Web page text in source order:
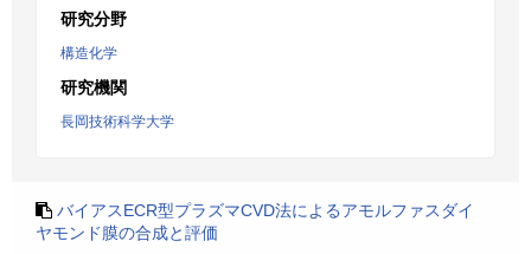
研究分野
構造化学
研究機関
長岡技術科学大学
バイアスECR型プラズマCVD法によるアモルファスダイ
ヤモンド膜の合成と評価